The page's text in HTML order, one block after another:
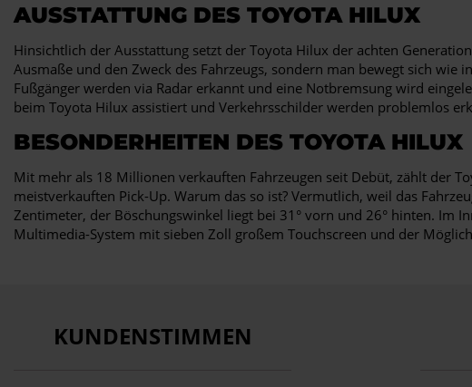
AUSSTATTUNG DES TOYOTA HILUX
Hinsichtlich der Ausstattung setzt der Toyota Hilux der achten
Ausmaße und den Zweck des Fahrzeugs, sondern man bewegt sich wie
Fußgänger werden via Radar erkannt und eine Notbremsung wird
beim Toyota Hilux assistiert und Verkehrsschilder werden problemlos
BESONDERHEITEN DES TOYOTA HILUX
Mit mehr als 18 Millionen verkauften Fahrzeugen seit Debüt, zählt der
meistverkauften Pick-Up. Warum das so ist? Vermutlich, weil das
Zentimeter, der Böschungswinkel liegt bei 31° vorn und 26° hinten. Im
Multimedia-System mit sieben Zoll großem Touchscreen und der
KUNDENSTIMMEN